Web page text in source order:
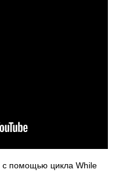
с помощью цикла While